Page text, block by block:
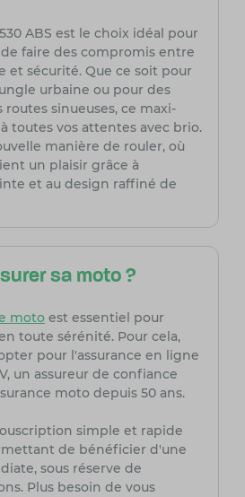
ABS est le choix idéal pour
faire des compromis entre
et sécurité. Que ce soit pour
urbaine ou pour des
routes sinueuses, ce maxi-
toutes vos attentes avec brio.
manière de rouler, où
un plaisir grâce à
et au design raffiné de
sa moto ?
motoest essentiel pour
toute sérénité. Pour cela,
pour l'assurance en ligne
un assureur de confiance
moto depuis 50 ans.
simple et rapide
de bénéficier d'une
sous réserve de
Plus besoin de vous